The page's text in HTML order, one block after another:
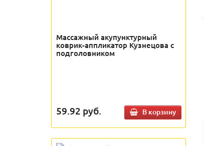
Массажный акупунктурный
коврик-аппликатор Кузнецова с
подголовником
59.92 руб. В корзину